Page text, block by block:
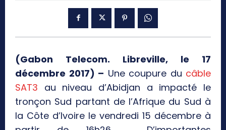
(Gabon Telecom. Libreville, le 17
décembre 2017) – Une coupure du câble
SAT3 au niveau d’Abidjan a impacté le
tronçon Sud partant de l’Afrique du Sud à
la Côte d’Ivoire le vendredi 15 décembre à